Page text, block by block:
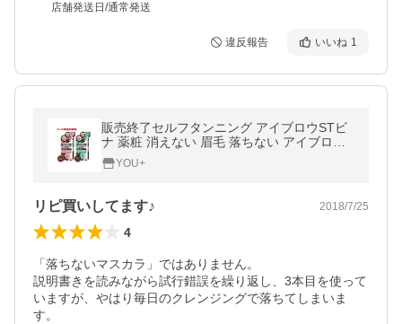
店舗発送日/通常発送
違反報告 いいね 1
販売終了セルフタンニング アイブロウSTビ
ナ 薬粧 消えない 眉毛 落ちない アイブロウ
アイブロー 眉ペン 眉墨 眉マスカラ Vina2
YOU+
リピ買いしてます♪ 2018/7/25
4
「落ちないマスカラ」ではありません。
説明書きを読みながら試行錯誤を繰り返し、3本目を使って
いますが、やはり毎日のクレンジングで落ちてしまいま
す。